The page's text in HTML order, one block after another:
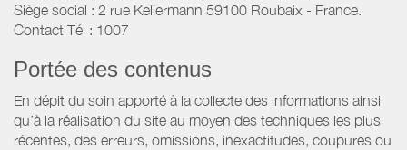
Siège social : 2 rue Kellermann 59100 Roubaix - France.
Contact Tél : 1007
Portée des contenus
En dépit du soin apporté à la collecte des informations ainsi
qu’à la réalisation du site au moyen des techniques les plus
récentes, des erreurs, omissions, inexactitudes, coupures ou